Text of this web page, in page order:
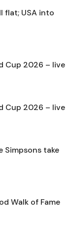
flat; USA into
Cup 2026 – live
Cup 2026 – live
Simpsons take
Walk of Fame